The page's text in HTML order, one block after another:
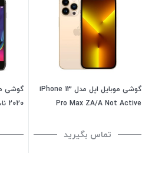
گوشی موبایل اپل مدل iPhone 13
Pro Max ZA/A Not Active
گیگابایت تماس بگیرید